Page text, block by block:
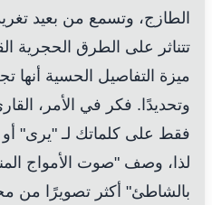
الطازج، وتسمع من بعيد
تتناثر على الطرق الحجرية
ميزة التفاصيل الحسية أنها
وتحديدًا. فكر في الأمر،
فقط على كلماتك لـ "يرى" أو
لذا، وصف "صوت الأمواج
بالشاطئ" أكثر تصويرًا من